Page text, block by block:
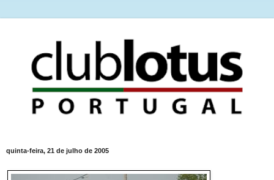
quinta-feira, 21 de julho de 2005